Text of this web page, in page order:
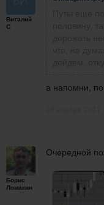
Виталий
С
а напомни,
Борис
Ломакин
Очередной